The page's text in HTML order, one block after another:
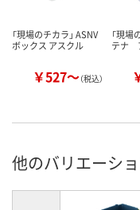
「現場のチカラ」 ASNV
ボックス アスクル
￥527～（税込）
「現場
テナ
他のバリエーシ